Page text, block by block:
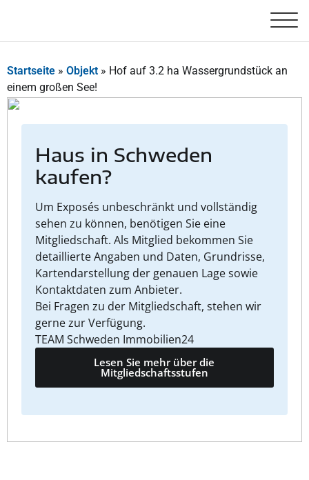
Startseite » Objekt » Hof auf 3.2 ha Wassergrundstück an
einem großen See!
Haus in Schweden
kaufen?
Um Exposés unbeschränkt und vollständig
sehen zu können, benötigen Sie eine
Mitgliedschaft. Als Mitglied bekommen Sie
detaillierte Angaben und Daten, Grundrisse,
Kartendarstellung der genauen Lage sowie
Kontaktdaten zum Anbieter.
Bei Fragen zu der Mitgliedschaft, stehen wir
gerne zur Verfügung.
TEAM Schweden Immobilien24
Lesen Sie mehr über die
Mitgliedschaftsstufen